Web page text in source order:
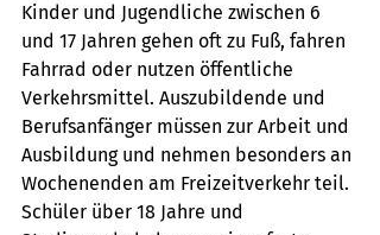
Kinder und Jugendliche zwischen 6
und 17 Jahren gehen oft zu Fuß, fahren
Fahrrad oder nutzen öffentliche
Verkehrsmittel. Auszubildende und
Berufsanfänger müssen zur Arbeit und
Ausbildung und nehmen besonders an
Wochenenden am Freizeitverkehr teil.
Schüler über 18 Jahre und